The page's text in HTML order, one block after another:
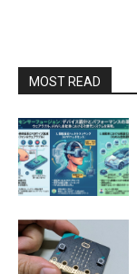
MOST READ